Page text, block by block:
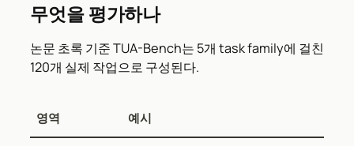
무엇을 평가하나
논문 초록 기준 TUA-Bench는 5개 task family에 걸친
120개 실제 작업으로 구성된다.
영역 예시